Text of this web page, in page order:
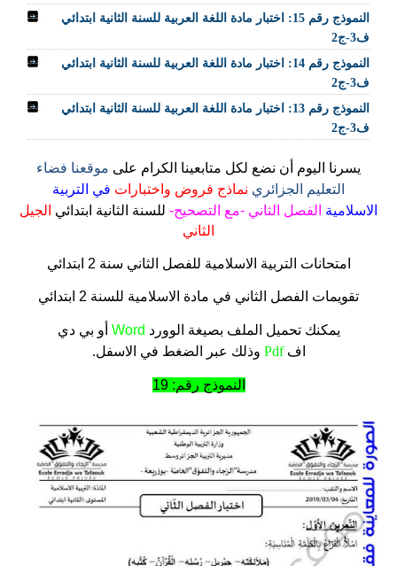
النموذج رقم 15: اختبار مادة اللغة العربية للسنة الثانية ابتدائي
ف3-ج2
النموذج رقم 14: اختبار مادة اللغة العربية للسنة الثانية ابتدائي
ف3-ج2
النموذج رقم 13: اختبار مادة اللغة العربية للسنة الثانية ابتدائي
ف3-ج2
يسرنا اليوم أن نضع لكل متابعينا الكرام على موقعنا فضاء
التعليم الجزائري نماذج فروض واختبارات في التربية
الاسلامية الفصل الثاني -مع التصحيح- للسنة الثانية ابتدائي الجيل
الثاني
امتحانات التربية الاسلامية للفصل الثاني سنة 2 ابتدائي
تقويمات الفصل الثاني في مادة الاسلامية للسنة 2 ابتدائي
يمكنك تحميل الملف بصيغة الوورد Word أو بي دي
افPdf وذلك عبر الضغط في الاسفل.
النموذج رقم: 19